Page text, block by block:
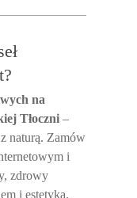
na
Tłoczni –
naturą. Zamów
i
zdrowy
i estetyką.